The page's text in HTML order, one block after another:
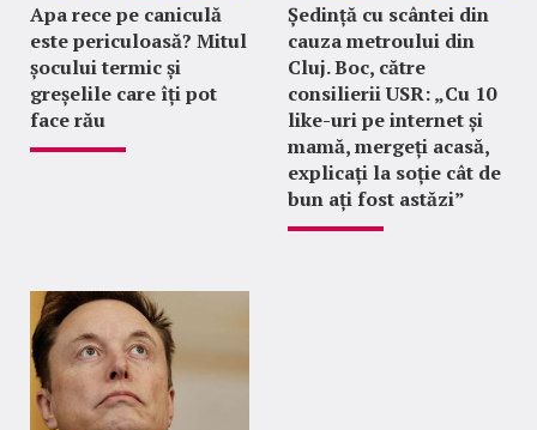
Apa rece pe caniculă
este periculoasă? Mitul
șocului termic și
greșelile care îți pot
face rău
Ședință cu scântei din
cauza metroului din
Cluj. Boc, către
consilierii USR: „Cu 10
like-uri pe internet și
mamă, mergeți acasă,
explicați la soție cât de
bun ați fost astăzi”